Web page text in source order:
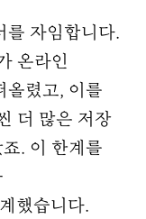
를 자임합니다.
온라인
올렸고, 이를
더 많은 저장
. 이 한계를
했습니다.